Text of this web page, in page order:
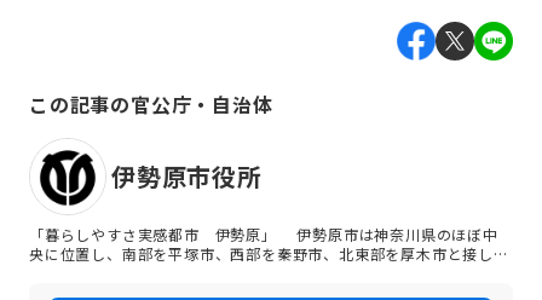
この記事の官公庁・自治体
伊勢原市役所
「暮らしやすさ実感都市 伊勢原」 伊勢原市は神奈川県のほぼ中
央に位置し、南部を平塚市、西部を秦野市、北東部を厚木市と接し、